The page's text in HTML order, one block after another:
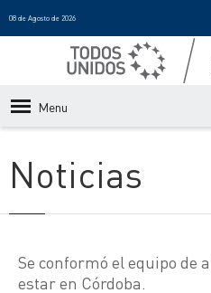
08 de Agosto de 2026
Menu
Noticias
Se conformó el equipo de
estar en Córdoba.